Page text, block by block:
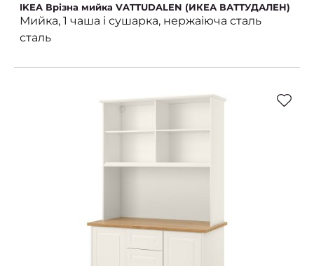
IKEA Врізна мийка VATTUDALEN (ИКЕА ВАТТУДАЛЕН)
Мийка, 1 чаша і сушарка, нержаіюча сталь
сталь